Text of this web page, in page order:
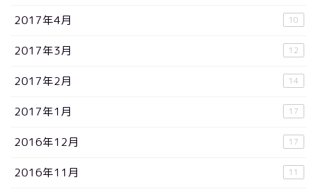
2017年4月 10
2017年3月 12
2017年2月 14
2017年1月 17
2016年12月 17
2016年11月 11